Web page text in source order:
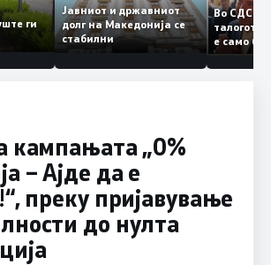
уште ги
Јавниот и државниот
долг на Македонија се
стабилни
Во
е само
Заев
кампањата „0%
– Ајде да е
преку пријавување
до нулта